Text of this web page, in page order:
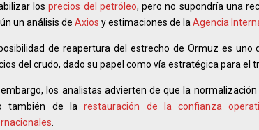
losprecios del petróleo, pero no supondría una
un análisis de Axios y estimaciones de la Agencia
de reapertura del estrecho de Ormuz es
del crudo, dado su papel como vía estratégica para el
los analistas advierten de que la
también de larestauración de la confianza